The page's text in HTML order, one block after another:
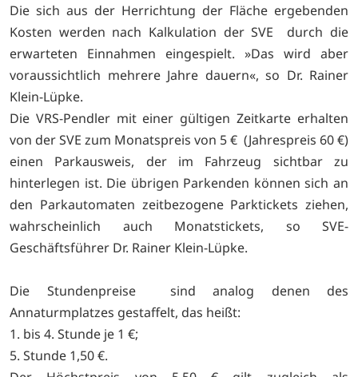
Die sich aus der Herrichtung der Fläche ergebenden
Kosten werden nach Kalkulation der SVE durch die
erwarteten Einnahmen eingespielt. »Das wird aber
voraussichtlich mehrere Jahre dauern«, so Dr. Rainer
Klein-Lüpke.
Die VRS-Pendler mit einer gültigen Zeitkarte erhalten
von der SVE zum Monatspreis von 5 € (Jahrespreis 60 €)
einen Parkausweis, der im Fahrzeug sichtbar zu
hinterlegen ist. Die übrigen Parkenden können sich an
den Parkautomaten zeitbezogene Parktickets ziehen,
wahrscheinlich auch Monatstickets, so SVE-
Geschäftsführer Dr. Rainer Klein-Lüpke.
Die Stundenpreise sind analog denen des
Annaturmplatzes gestaffelt, das heißt:
1. bis 4. Stunde je 1 €;
5. Stunde 1,50 €.